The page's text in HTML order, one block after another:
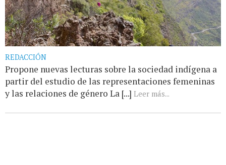
REDACCIÓN
Propone nuevas lecturas sobre la sociedad indígena a
partir del estudio de las representaciones femeninas
y las relaciones de género La [...] Leer más...